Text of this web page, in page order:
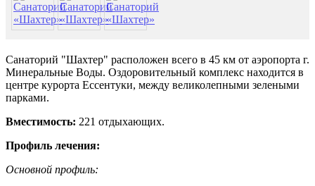
Санаторий "Шахтер" расположен всего в 45 км от аэропорта г.
Минеральные Воды. Оздоровительный комплекс находится в
центре курорта Ессентуки, между великолепными зелеными
парками.
Вместимость: 221 отдыхающих.
Профиль лечения:
Основной профиль: